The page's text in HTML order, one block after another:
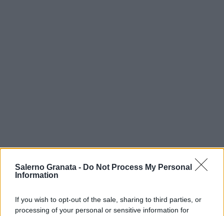
Salerno Granata - Do Not Process My Personal
Information
If you wish to opt-out of the sale, sharing to third parties, or
processing of your personal or sensitive information for